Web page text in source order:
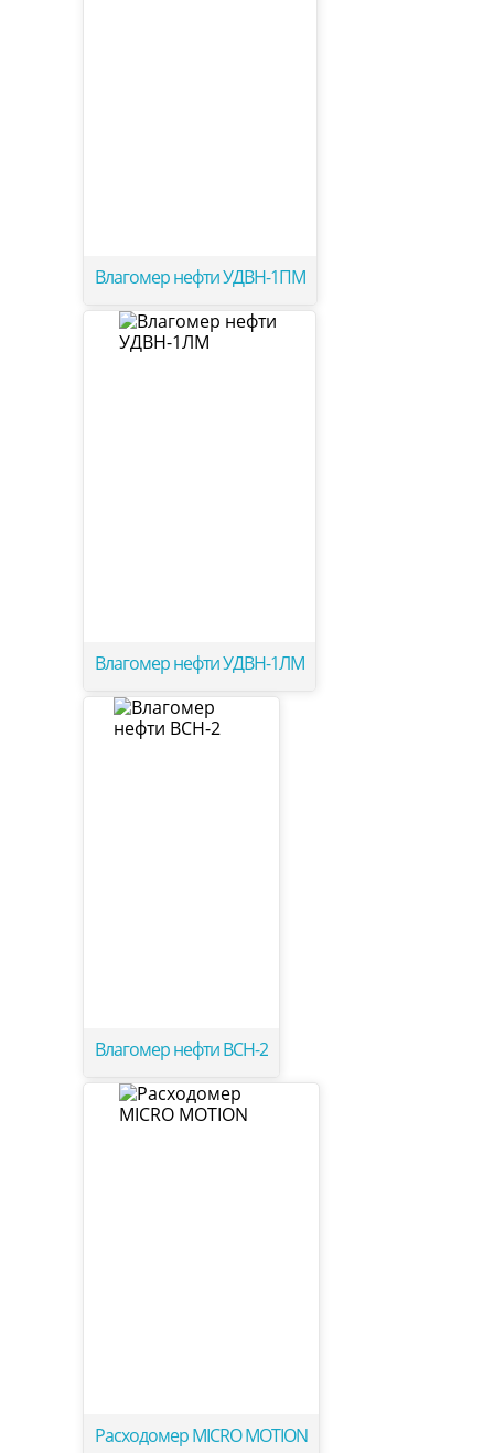
Влагомер нефти УДВН-1ПМ
Влагомер нефти УДВН-1ЛМ
Влагомер нефти ВСН-2
Расходомер MICRO MOTION